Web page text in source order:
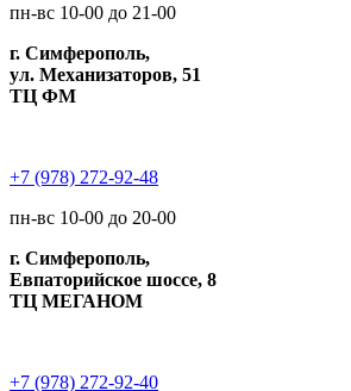
пн-вс 10-00 до 21-00
г. Симферополь,
ул. Механизаторов, 51
ТЦ ФМ
+7 (978) 272-92-48
пн-вс 10-00 до 20-00
г. Симферополь,
Евпаторийское шоссе, 8
ТЦ МЕГАНОМ
+7 (978) 272-92-40